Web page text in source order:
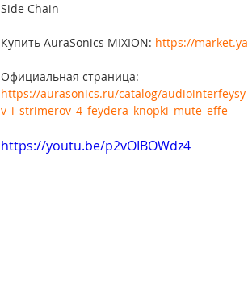
Side Chain
Купить AuraSonics MIXION: https://
Официальная страница:
https://aurasonics.ru/catalog/
v_i_strimerov_4_feydera_knopki_mute_effe
https://youtu.be/p2vOIBOWdz4